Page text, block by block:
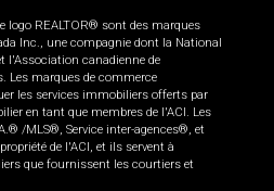
logo REALTOR® sont des marques
Inc., une compagnie dont la National
l'Association canadienne de
Les marques de commerce
les services immobiliers offerts par
en tant que membres de l'ACI. Les
/MLS®, Service inter-agences®, et
de l'ACI, et ils servent à
que fournissent les courtiers et